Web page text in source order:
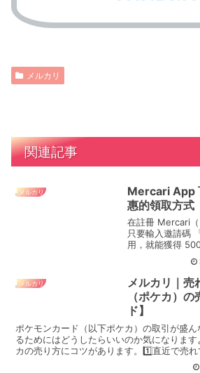
メルカリ
関連記事
メルカリ
Mercari App
惠的領取方式
在註冊 Mercari（
只要輸入邀請碼
用，就能獲得
的購物點數） 🎁
划算喔＾＾
navig...
メルカリ
メルカリ｜売
（ポケカ）
ド】
ポケモンカード（以下ポケカ）の取引が盛
るためにはどうしたらいいのか気になりま
カの売り方にコツがあります。1️⃣直近で売
る2️⃣同じカードで過去売れたものを探して